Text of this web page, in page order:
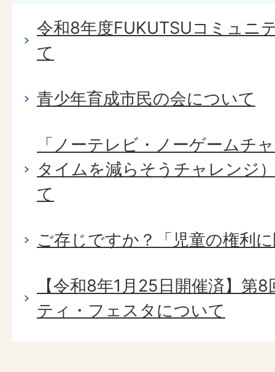
令和8年度FUKUTSUコミュニ
て
青少年育成市民の会について
「ノーテレビ・ノーゲームチ
タイムを減らそうチャレンジ
て
ご存じですか？「児童の権利
【令和8年1月25日開催済】第
ティ・フェスタについて